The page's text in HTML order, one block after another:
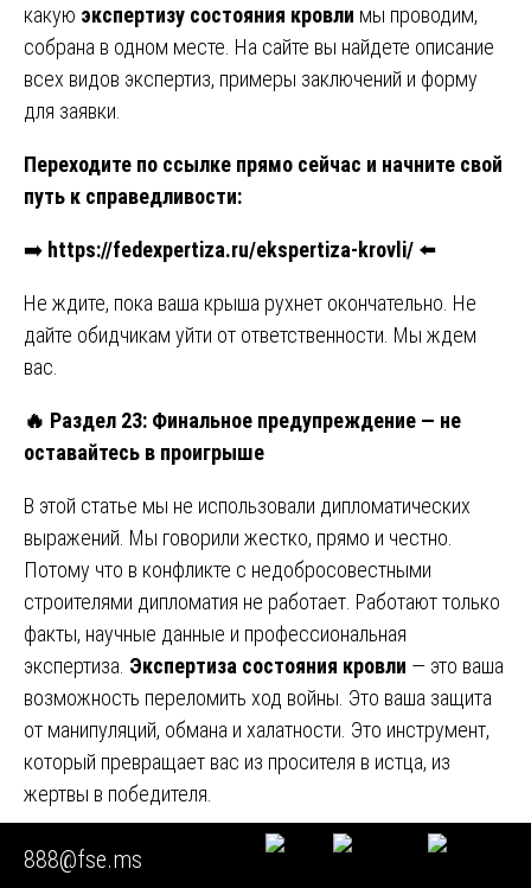
какую экспертизу состояния кровли мы проводим,
собрана в одном месте. На сайте вы найдете описание
всех видов экспертиз, примеры заключений и форму
для заявки.
Переходите по ссылке прямо сейчас и начните свой
путь к справедливости:
➡️ https://fedexpertiza.ru/ekspertiza-krovli/ ⬅️
Не ждите, пока ваша крыша рухнет окончательно. Не
дайте обидчикам уйти от ответственности. Мы ждем
вас.
🔥 Раздел 23: Финальное предупреждение — не
оставайтесь в проигрыше
В этой статье мы не использовали дипломатических
выражений. Мы говорили жестко, прямо и честно.
Потому что в конфликте с недобросовестными
строителями дипломатия не работает. Работают только
факты, научные данные и профессиональная
экспертиза. Экспертиза состояния кровли — это ваша
возможность переломить ход войны. Это ваша защита
от манипуляций, обмана и халатности. Это инструмент,
который превращает вас из просителя в истца, из
жертвы в победителя.
Выбор за вами: продолжать платить за чужой брак или
взять дело в свои руки и нанести сокрушительный удар.
888@fse.ms